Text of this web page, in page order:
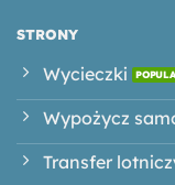
STRONY
Wycieczki
Wypożycz
Transfer